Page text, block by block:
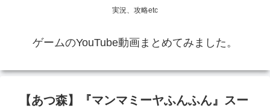
実況、攻略etc
ゲームのYouTube動画まとめてみました。
【あつ森】『マンマミーヤふんふん』スー